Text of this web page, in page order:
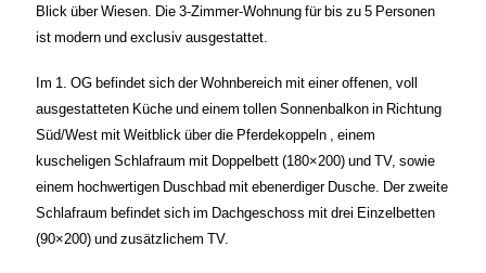
Blick über Wiesen. Die 3-Zimmer-Wohnung für bis zu 5 Personen
ist modern und exclusiv ausgestattet.
Im 1. OG befindet sich der Wohnbereich mit einer offenen, voll
ausgestatteten Küche und einem tollen Sonnenbalkon in Richtung
Süd/West mit Weitblick über die Pferdekoppeln , einem
kuscheligen Schlafraum mit Doppelbett (180×200) und TV, sowie
einem hochwertigen Duschbad mit ebenerdiger Dusche. Der zweite
Schlafraum befindet sich im Dachgeschoss mit drei Einzelbetten
(90×200) und zusätzlichem TV.